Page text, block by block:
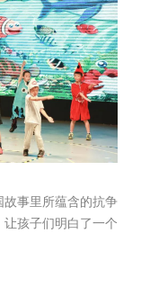
事里所蕴含的抗争
孩子们明白了一个